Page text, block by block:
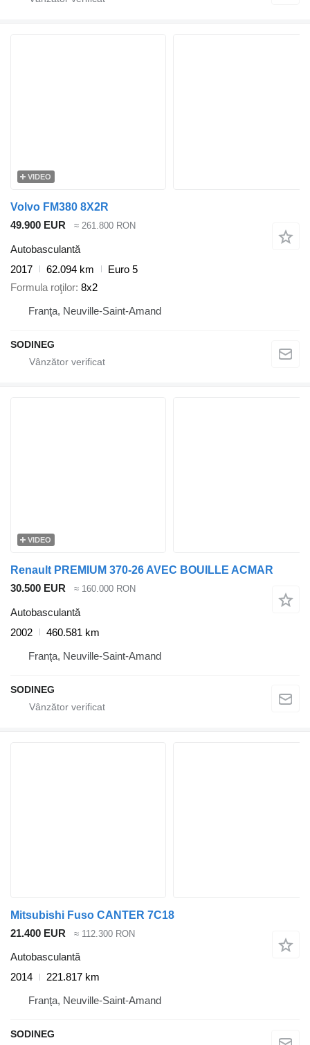
VIDEO
Volvo FM380 8X2R
49.900 EUR
≈ 261.800 RON
Autobasculantă
2017
62.094 km
Euro 5
Formula roţilor 8x2
Franţa, Neuville-Saint-Amand
SODINEG
VIDEO
Renault PREMIUM 370-26 AVEC BOUILLE ACMAR
30.500 EUR
≈ 160.000 RON
Autobasculantă
2002
460.581 km
Franţa, Neuville-Saint-Amand
SODINEG
Mitsubishi Fuso CANTER 7C18
21.400 EUR
≈ 112.300 RON
Autobasculantă
2014
221.817 km
Franţa, Neuville-Saint-Amand
SODINEG